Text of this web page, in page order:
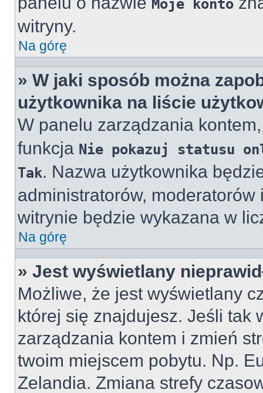
Moje konto
witryny.
Na górę
» W jaki sposób można
użytkownika na liście
W panelu zarządzania
funkcja Nie pokazuj statusu
Tak. Nazwa użytkownika
administratorów,
witrynie będzie wykazana w
Na górę
» Jest wyświetlany
Możliwe, że jest wyświetlany
której się znajdujesz. Jeśli tak
zarządzania kontem i zmień
twoim miejscem pobytu. Np.
Zelandia. Zmiana strefy